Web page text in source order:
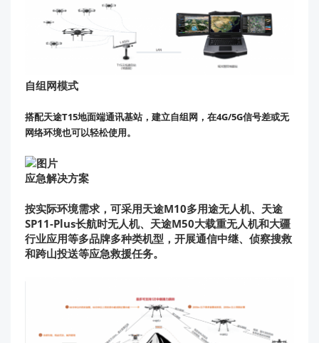
自组网模式
搭配天途T15地面端通讯基站，建立自组网，在4G/5G信号差或无
网络环境也可以轻松使用。
应急解决方案
按实际环境需求，可采用天途M10多用途无人机、天途
SP11-Plus长航时无人机、天途M50大载重无人机和大疆
行业应用等多品牌多种类机型，开展通信中继、侦察搜救
和跨山投送等应急救援任务。